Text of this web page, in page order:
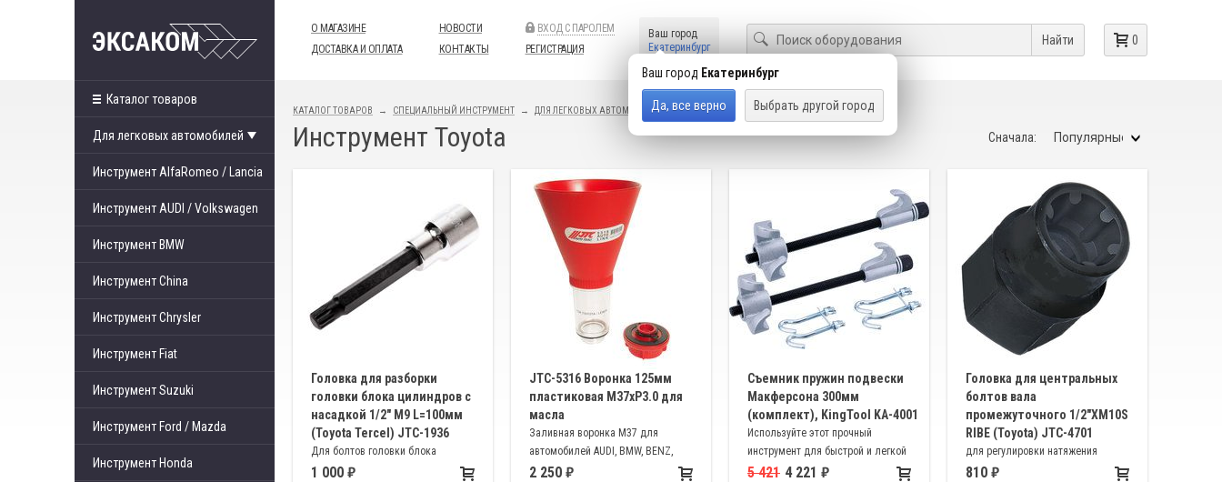
О МАГАЗИНЕ
ДОСТАВКА И ОПЛАТА
НОВОСТИ
КОНТАКТЫ
ВХОД С ПАРОЛЕМ
РЕГИСТРАЦИЯ
Ваш город
Екатеринбург
Ваш город Екатеринбург
Да, все верно Выбрать другой город
Найти 0
Каталог товаров
Для легковых автомобилей
Инструмент AlfaRomeo / Lancia
Инструмент AUDI / Volkswagen
Инструмент BMW
Инструмент China
Инструмент Chrysler
Инструмент Fiat
Инструмент Suzuki
Инструмент Ford / Mazda
Инструмент Honda
КАТАЛОГ ТОВАРОВ СПЕЦИАЛЬНЫЙ ИНСТРУМЕНТ ДЛЯ ЛЕГКОВЫХ АВТОМОБИЛЕЙ
Сначала:
Инструмент Toyota
Головка для разборки
головки блока цилиндров с
насадкой 1/2" M9 L=100мм
(Toyota Tercel) JTC-1936
Для болтов головки блока
цилиндров автомобилей Toyota
1 000
JTC-5316 Воронка 125мм
пластиковая М37хP3.0 для
масла
Заливная воронка М37 для
автомобилей AUDI, BMW, BENZ,
PLYMOUTH, PORSHE, VW, VOLVO,
2 250
Cъемник пружин подвески
Макферсона 300мм
(комплект), KingTool KA-4001
Используйте этот прочный
инструмент для быстрой и легкой
замены стоек, пружин,
5 421 4 221
Головка для центральных
болтов вала
промежуточного 1/2"ХM10S
RIBE (Toyota) JTC-4701
для регулировки натяжения
приводного ремня двигателя Toyota
810